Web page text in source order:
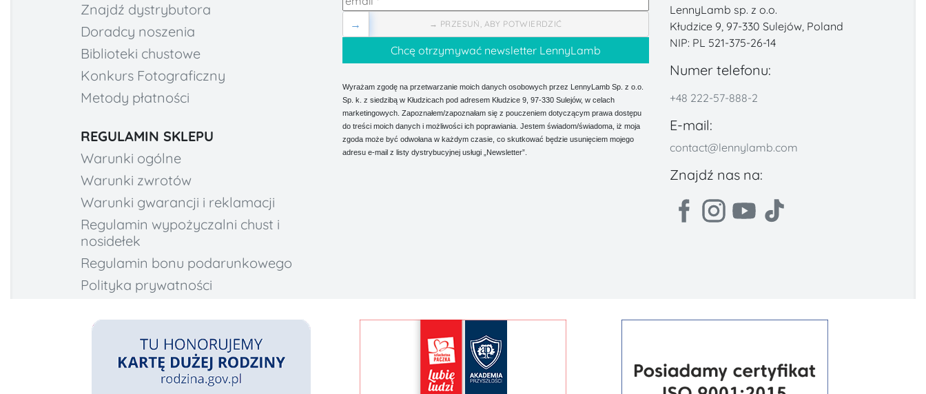
Znajdź dystrybutora
Doradcy noszenia
Biblioteki chustowe
Konkurs Fotograficzny
Metody płatności
REGULAMIN SKLEPU
Warunki ogólne
Warunki zwrotów
Warunki gwarancji i reklamacji
Regulamin wypożyczalni chust i
nosidełek
Regulamin bonu podarunkowego
Polityka prywatności
→ PRZESUŃ, ABY POTWIERDZIĆ
→
Wyrażam zgodę na przetwarzanie moich danych osobowych przez LennyLamb Sp. z o.o.
Sp. k. z siedzibą w Kłudzicach pod adresem Kłudzice 9, 97-330 Sulejów, w celach
marketingowych. Zapoznałem/zapoznałam się z pouczeniem dotyczącym prawa dostępu
do treści moich danych i możliwości ich poprawiania. Jestem świadom/świadoma, iż moja
zgoda może być odwołana w każdym czasie, co skutkować będzie usunięciem mojego
adresu e-mail z listy dystrybucyjnej usługi „Newsletter”.
LennyLamb sp. z o.o.
Kłudzice 9, 97-330 Sulejów, Poland
NIP: PL 521-375-26-14
Numer telefonu:
+48 222-57-888-2
E-mail:
contact@lennylamb.com
Znajdź nas na: